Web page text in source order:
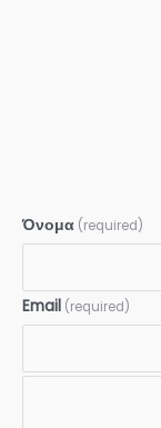
Όνομα (required)
Email (required)